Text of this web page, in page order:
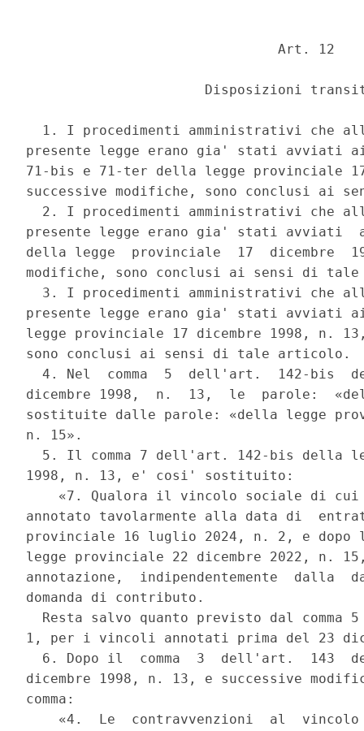
                               Art. 12
Disposizioni
1. I procedimenti amministrativi che
presente legge erano gia' stati
71-bis e 71-ter della legge provinciale
successive modifiche, sono conclusi
2. I procedimenti amministrativi che
presente legge erano gia' stati
della legge  provinciale  17  dicembre
modifiche, sono conclusi ai sensi di
3. I procedimenti amministrativi che
presente legge erano gia' stati
legge provinciale 17 dicembre 1998, n.
sono conclusi ai sensi di tale articolo.
4. Nel  comma  5  dell'art.  142-bis
dicembre 1998,  n.  13,  le  parole:
sostituite dalle parole: «della legge
n. 15».
5. Il comma 7 dell'art. 142-bis della
1998, n. 13, e' cosi' sostituito:
«7. Qualora il vincolo sociale di
annotato tavolarmente alla data di
provinciale 16 luglio 2024, n. 2, e
legge provinciale 22 dicembre 2022, n.
annotazione,  indipendentemente  dalla
domanda di contributo.
Resta salvo quanto previsto dal comma
1, per i vincoli annotati prima del 23
6. Dopo il  comma  3  dell'art.  143
dicembre 1998, n. 13, e successive
comma:
«4.  Le  contravvenzioni  al